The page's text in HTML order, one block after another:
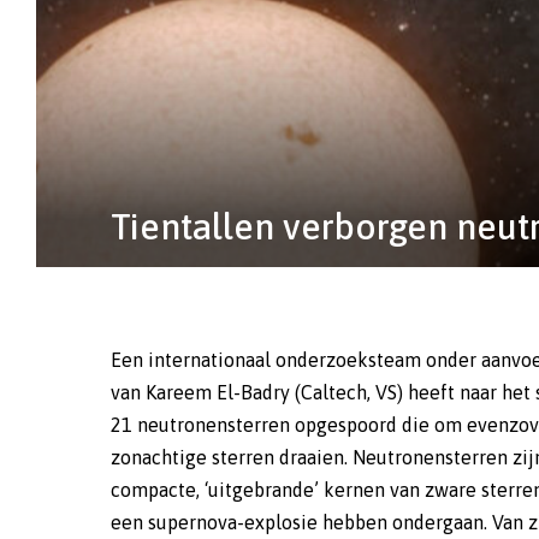
Tientallen verborgen
Een internationaal onderzoeksteam onder
van Kareem El-Badry (Caltech, VS) heeft naar het
21 neutronensterren opgespoord die om
zonachtige sterren draaien. Neutronensterren
compacte, ‘uitgebrande’ kernen van zware
een supernova-explosie hebben ondergaan. Van
betekent dat er geen massa-overdracht
de neutronensterren geen waarneembare
uitzenden. ‘Dit zijn de eerste neutronensterren
enkel dankzij hun zwaartekracht zijn ontdekt,’
Badry. De ontdekking komt als een verrassing,
niet duidelijk is hoe een ontplofte ster